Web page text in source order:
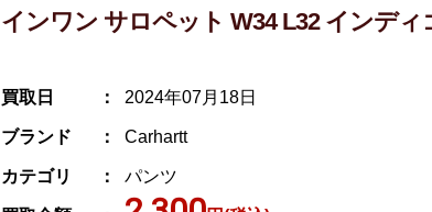
インワン サロペット W34 L32 インディ
買取日 2024年07月18日
ブランド Carhartt
カテゴリ パンツ